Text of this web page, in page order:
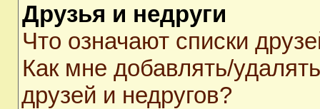
Друзья и недруги
Что означают списки
Как мне добавлять/
друзей и недругов?